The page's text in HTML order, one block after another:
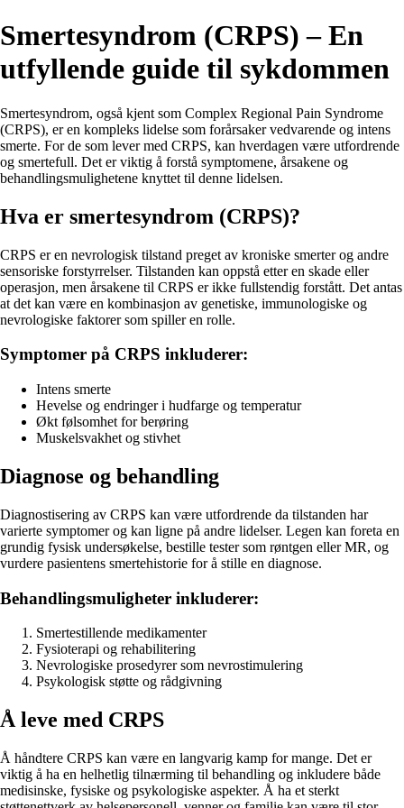
Smertesyndrom (CRPS) – En
utfyllende guide til sykdommen
Smertesyndrom, også kjent som Complex Regional Pain Syndrome
(CRPS), er en kompleks lidelse som forårsaker vedvarende og intens
smerte. For de som lever med CRPS, kan hverdagen være utfordrende
og smertefull. Det er viktig å forstå symptomene, årsakene og
behandlingsmulighetene knyttet til denne lidelsen.
Hva er smertesyndrom (CRPS)?
CRPS er en nevrologisk tilstand preget av kroniske smerter og andre
sensoriske forstyrrelser. Tilstanden kan oppstå etter en skade eller
operasjon, men årsakene til CRPS er ikke fullstendig forstått. Det antas
at det kan være en kombinasjon av genetiske, immunologiske og
nevrologiske faktorer som spiller en rolle.
Symptomer på CRPS inkluderer:
Intens smerte
Hevelse og endringer i hudfarge og temperatur
Økt følsomhet for berøring
Muskelsvakhet og stivhet
Diagnose og behandling
Diagnostisering av CRPS kan være utfordrende da tilstanden har
varierte symptomer og kan ligne på andre lidelser. Legen kan foreta en
grundig fysisk undersøkelse, bestille tester som røntgen eller MR, og
vurdere pasientens smertehistorie for å stille en diagnose.
Behandlingsmuligheter inkluderer:
Smertestillende medikamenter
Fysioterapi og rehabilitering
Nevrologiske prosedyrer som nevrostimulering
Psykologisk støtte og rådgivning
Å leve med CRPS
Å håndtere CRPS kan være en langvarig kamp for mange. Det er
viktig å ha en helhetlig tilnærming til behandling og inkludere både
medisinske, fysiske og psykologiske aspekter. Å ha et sterkt